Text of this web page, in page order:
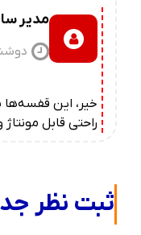
مدیر
دوشنبه 20 مرداد
خیر، این قفسه‌ها
راحتی قابل
ثبت نظر